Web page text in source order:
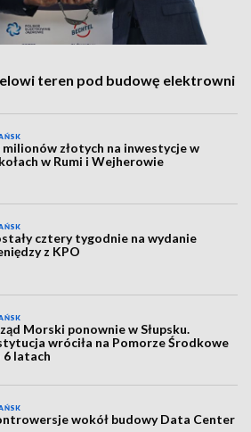
teren pod budowę elektrowni
milionów złotych na inwestycje w
w Rumi i Wejherowie
cztery tygodnie na wydanie
z KPO
Morski ponownie w Słupsku.
wróciła na Pomorze Środkowe
6 latach
wokół budowy Data Center